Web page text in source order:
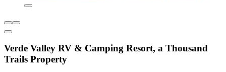
Verde Valley RV & Camping Resort, a Thousand
Trails Property